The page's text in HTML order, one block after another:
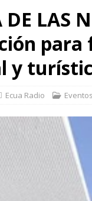
DE LAS
y
Ecua Radio Eventos